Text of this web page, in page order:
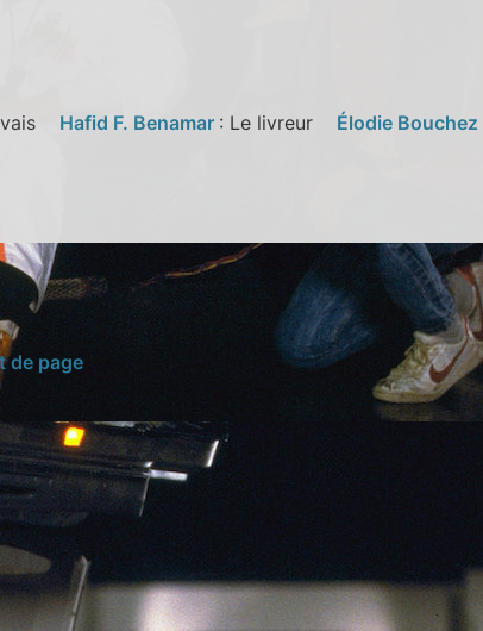
Hafid F. Benamar : Le livreur Élodie Bouchez
de page